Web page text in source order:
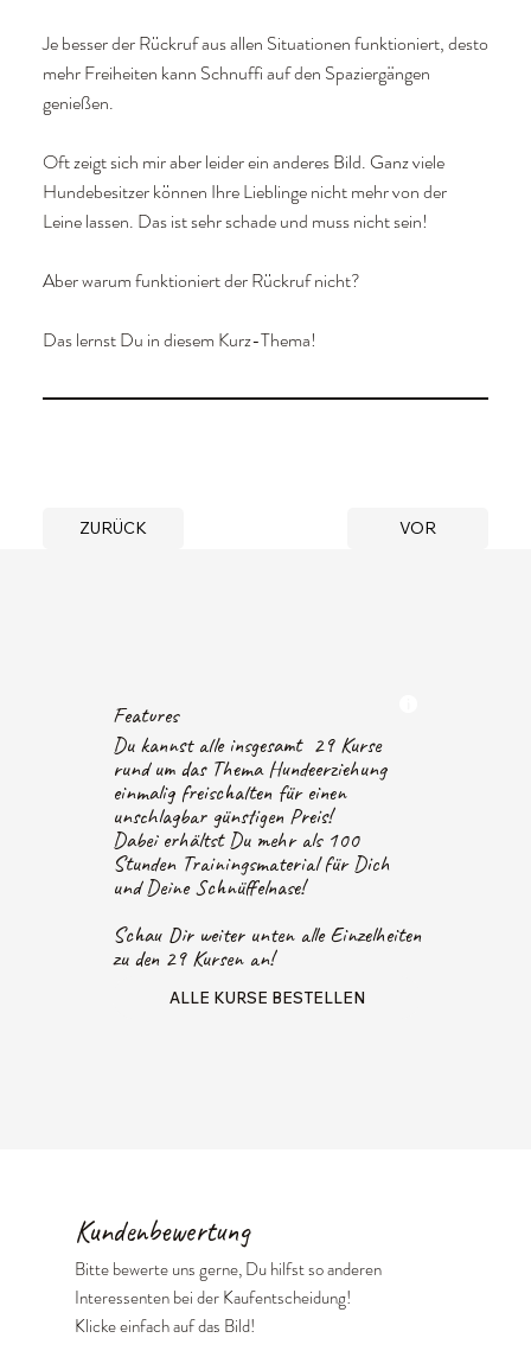
Je besser der Rückruf aus allen Situationen funktioniert, desto
mehr Freiheiten kann Schnuffi auf den Spaziergängen
genießen.
Oft zeigt sich mir aber leider ein anderes Bild. Ganz viele
Hundebesitzer können Ihre Lieblinge nicht mehr von der
Leine lassen. Das ist sehr schade und muss nicht sein!
Aber warum funktioniert der Rückruf nicht?
Das lernst Du in diesem Kurz-Thema!
VOR
ZURÜCK
Features
Du kannst alle insgesamt 29 Kurse
rund um das Thema Hundeerziehung
einmalig freischalten für einen
unschlagbar günstigen Preis!
Dabei erhältst Du mehr als 100
Stunden Trainingsmaterial für Dich
und Deine Schnüffelnase!
Schau Dir weiter unten alle Einzelheiten
zu den 29 Kursen an!
ALLE KURSE BESTELLEN
Kundenbewertung
Bitte bewerte uns gerne, Du hilfst so anderen
Interessenten bei der Kaufentscheidung!
Klicke einfach auf das Bild!